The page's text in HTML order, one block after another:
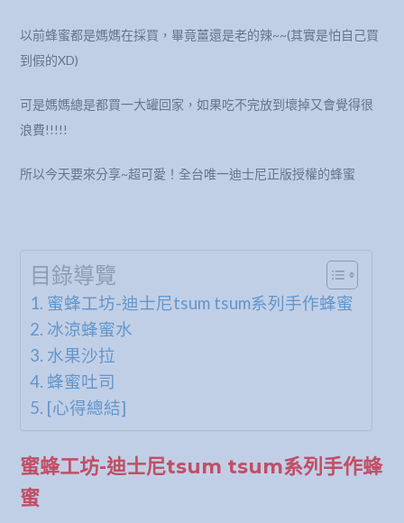
以前蜂蜜都是媽媽在採買，畢竟薑還是老的辣~~(其實是怕自己買
到假的XD)
可是媽媽總是都買一大罐回家，如果吃不完放到壞掉又會覺得很
浪費!!!!!
所以今天要來分享~超可愛！全台唯一迪士尼正版授權的蜂蜜
目錄導覽
蜜蜂工坊-迪士尼tsum tsum系列手作蜂蜜
冰涼蜂蜜水
水果沙拉
蜂蜜吐司
[心得總結]
蜜蜂工坊-迪士尼tsum tsum系列手作蜂
蜜